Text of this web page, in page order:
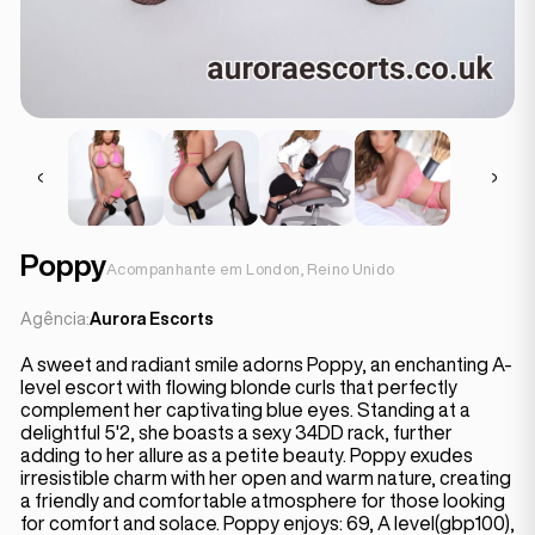
PoppyAcompanhante em London, Reino Unido
Agência:Aurora Escorts
A sweet and radiant smile adorns Poppy, an enchanting A-
level escort with flowing blonde curls that perfectly
complement her captivating blue eyes. Standing at a
delightful 5'2, she boasts a sexy 34DD rack, further
adding to her allure as a petite beauty. Poppy exudes
irresistible charm with her open and warm nature, creating
a friendly and comfortable atmosphere for those looking
for comfort and solace. Poppy enjoys: 69, A level(gbp100),